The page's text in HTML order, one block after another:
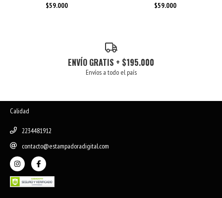
$59.000 $59.000
ENVÍO GRATIS + $195.000
Envíos a todo el país
Calidad
2234481912
contacto@estampadoradigital.com